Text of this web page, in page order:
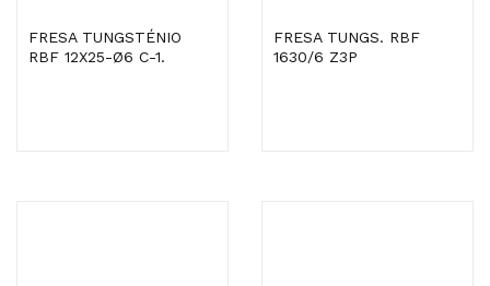
FRESA TUNGSTÉNIO
RBF 12X25-Ø6 C-1.
FRESA TUNGS. RBF
1630/6 Z3P